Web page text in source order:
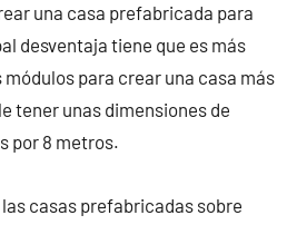
una casa prefabricada para
desventaja tiene que es más
para crear una casa más
tener unas dimensiones de
por 8 metros.
casas prefabricadas sobre